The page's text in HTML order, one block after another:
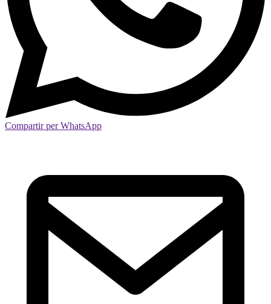
Compartir per WhatsApp